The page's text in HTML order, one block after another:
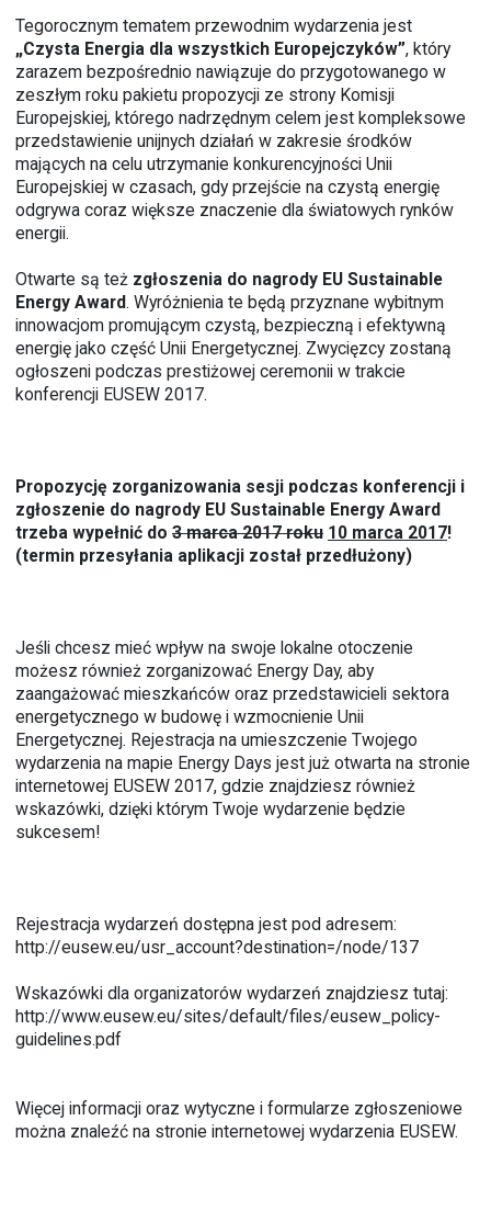
Tegorocznym tematem przewodnim wydarzenia jest
„Czysta Energia dla wszystkich Europejczyków”, który
zarazem bezpośrednio nawiązuje do przygotowanego w
zeszłym roku pakietu propozycji ze strony Komisji
Europejskiej, którego nadrzędnym celem jest kompleksowe
przedstawienie unijnych działań w zakresie środków
mających na celu utrzymanie konkurencyjności Unii
Europejskiej w czasach, gdy przejście na czystą energię
odgrywa coraz większe znaczenie dla światowych rynków
energii.
Otwarte są też zgłoszenia do nagrody EU Sustainable
Energy Award. Wyróżnienia te będą przyznane wybitnym
innowacjom promującym czystą, bezpieczną i efektywną
energię jako część Unii Energetycznej. Zwycięzcy zostaną
ogłoszeni podczas prestiżowej ceremonii w trakcie
konferencji EUSEW 2017.
Propozycję zorganizowania sesji podczas konferencji i
zgłoszenie do nagrody EU Sustainable Energy Award
trzeba wypełnić do 3 marca 2017 roku 10 marca 2017!
(termin przesyłania aplikacji został przedłużony)
Jeśli chcesz mieć wpływ na swoje lokalne otoczenie
możesz również zorganizować Energy Day, aby
zaangażować mieszkańców oraz przedstawicieli sektora
energetycznego w budowę i wzmocnienie Unii
Energetycznej. Rejestracja na umieszczenie Twojego
wydarzenia na mapie Energy Days jest już otwarta na stronie
internetowej EUSEW 2017, gdzie znajdziesz również
wskazówki, dzięki którym Twoje wydarzenie będzie
sukcesem!
Rejestracja wydarzeń dostępna jest pod adresem:
http://eusew.eu/usr_account?destination=/node/137
Wskazówki dla organizatorów wydarzeń znajdziesz tutaj:
http://www.eusew.eu/sites/default/files/eusew_policy-
guidelines.pdf
Więcej informacji oraz wytyczne i formularze zgłoszeniowe
można znaleźć na stronie internetowej wydarzenia EUSEW.